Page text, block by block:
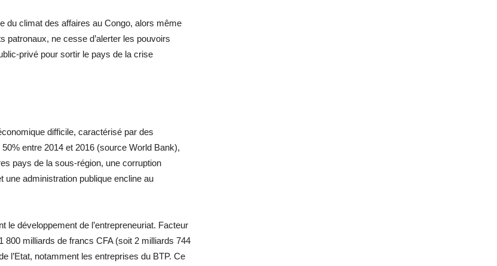
du climat des affaires au Congo, alors même
ne cesse d’alerter les pouvoirs
privé pour sortir le pays de la crise
difficile, caractérisé par des
entre 2014 et 2016 (source World Bank),
pays de la sous-région, une corruption
une administration publique encline au
le développement de l’entrepreneuriat. Facteur
800 milliards de francs CFA (soit 2 milliards 744
l’Etat, notamment les entreprises du BTP. Ce